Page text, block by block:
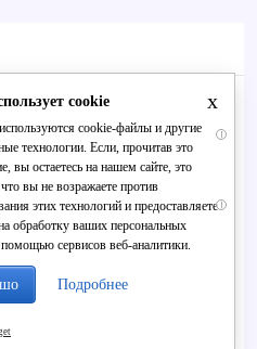
БПЛА
i
Что люди
i
а смеяться вы
на переездах в
x
cookie
cookie-файлы и другие
технологии. Если, прочитав это
вы остаетесь на нашем сайте, это
что вы не возражаете против
этих технологий и предоставляете
обработку ваших персональных
сервисов веб-аналитики.
Подробнее